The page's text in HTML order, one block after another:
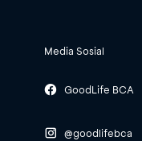
Media Sosial
GoodLife BCA
@goodlifebca